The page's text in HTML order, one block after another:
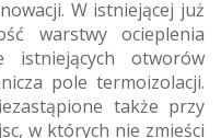
W istniejącej już
warstwy ocieplenia
istniejących otworów
pole termoizolacji.
także przy
w których nie zmieści